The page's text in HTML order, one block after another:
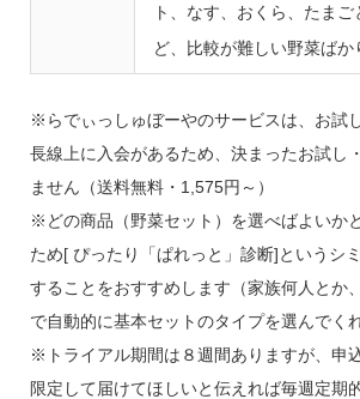
ト、なす、おくら、たま
ど、比較が難しい野菜ばか
※らでぃっしゅぼーやのサービスは、お試
長線上に入会があるため、決まったお試し
ません（送料無料・1,575円～）
※どの商品（野菜セット）を選べばよいか
ため[ ぴったり「ぱれっと」診断]というシ
することをおすすめします（家族何人とか
で自動的に基本セットのタイプを選んでく
※トライアル期間は８週間ありますが、申
限定して届けてほしいと伝えれば毎週定期